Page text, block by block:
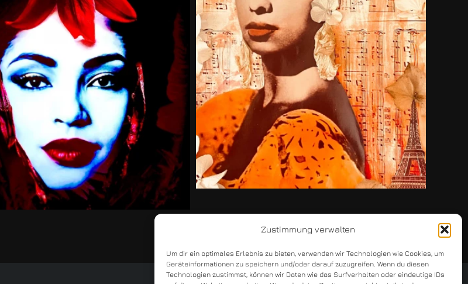
Zustimmung verwalten
Um dir ein optimales Erlebnis zu bieten, verwenden wir Technologien wie Cookies, um
Geräteinformationen zu speichern und/oder darauf zuzugreifen. Wenn du diesen
Technologien zustimmst, können wir Daten wie das Surfverhalten oder eindeutige IDs